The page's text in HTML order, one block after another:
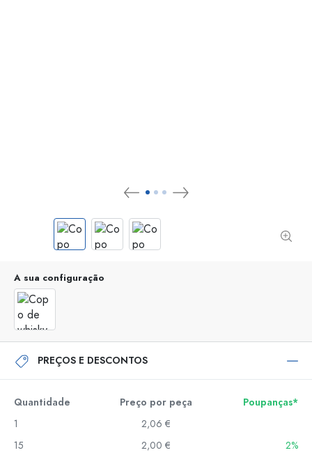
A sua configuração
PREÇOS E DESCONTOS
Quantidade Preço por peça
Poupanças*
1
2,06 €
15
2,00 €
2%